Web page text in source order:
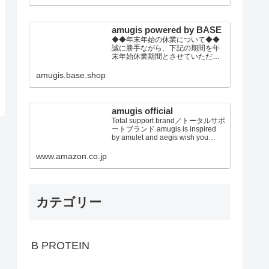
の上、ご注文頂きます事をお願い
amugis powered by BASE
◆◆年末年始の休業について◆◆
誠に勝手ながら、下記の期間を年
末年始休業期間とさせていただき
等に関しましては、2023年1月5日
ます。トレンドウエアから健康グ
ッズまで！ トータルビュ...
amugis.base.shop
amugis official
Total support brand／トータルサポ
ートブランド amugis is inspired
by amulet and aegis wish you
なたに幸せを E...
www.amazon.co.jp
カテゴリー
B PROTEIN